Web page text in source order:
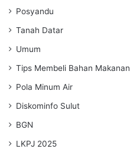
Posyandu
Tanah Datar
Umum
Tips Membeli Bahan Makanan
Pola Minum Air
Diskominfo Sulut
BGN
LKPJ 2025